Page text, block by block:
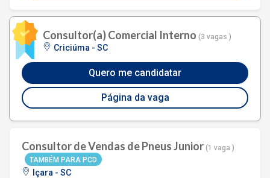
Consultor(a) Comercial Interno (3 vagas )
Criciúma - SC
Página da vaga
Quero me candidatar
Consultor de Vendas de Pneus Junior (1 vaga )
TAMBÉM PARA PCD
Içara - SC